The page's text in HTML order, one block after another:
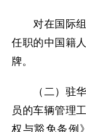
对在国际组
任职的中国籍
牌。
（二）驻华
员的车辆管理
权与豁免条例